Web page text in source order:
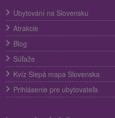
Ubytování na Slovensku
Atrakcie
Blog
Súťaže
Kvíz Slepá mapa Slovenska
Prihlásenie pre ubytovateľa